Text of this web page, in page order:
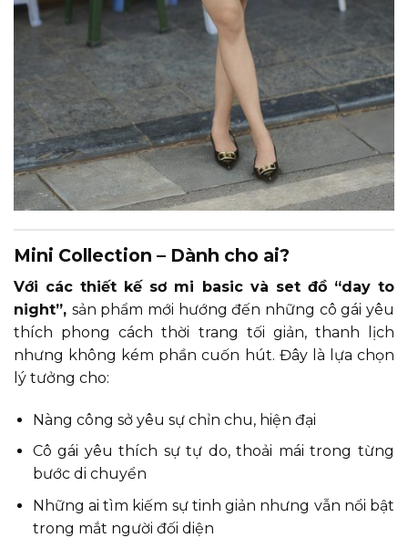
Mini Collection – Dành cho ai?
Với các thiết kế sơ mi basic và set đồ “day to
night”, sản phẩm mới hướng đến những cô gái yêu
thích phong cách thời trang tối giản, thanh lịch
nhưng không kém phần cuốn hút. Đây là lựa chọn
lý tưởng cho:
Nàng công sở yêu sự chỉn chu, hiện đại
Cô gái yêu thích sự tự do, thoải mái trong từng
bước di chuyển
Những ai tìm kiếm sự tinh giản nhưng vẫn nổi bật
trong mắt người đối diện